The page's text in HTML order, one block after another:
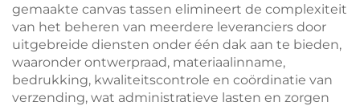
gemaakte canvas tassen elimineert de complexiteit
van het beheren van meerdere leveranciers door
uitgebreide diensten onder één dak aan te bieden,
waaronder ontwerpraad, materiaalinname,
bedrukking, kwaliteitscontrole en coördinatie van
verzending, wat administratieve lasten en zorgen